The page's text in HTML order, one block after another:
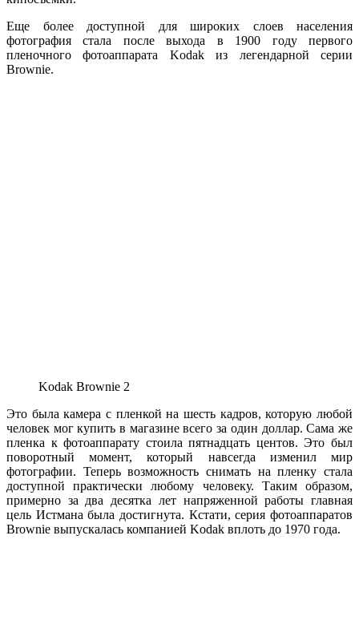
Еще более доступной для широких слоев населения
фотография стала после выхода в 1900 году первого
пленочного фотоаппарата Kodak из легендарной серии
Brownie.
Kodak Brownie 2
Это была камера с пленкой на шесть кадров, которую любой
человек мог купить в магазине всего за один доллар. Сама же
пленка к фотоаппарату стоила пятнадцать центов. Это был
поворотный момент, который навсегда изменил мир
фотографии. Теперь возможность снимать на пленку стала
доступной практически любому человеку. Таким образом,
примерно за два десятка лет напряженной работы главная
цель Истмана была достигнута. Кстати, серия фотоаппаратов
Brownie выпускалась компанией Kodak вплоть до 1970 года.